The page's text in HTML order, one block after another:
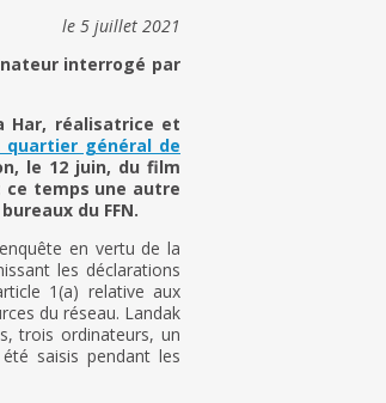
le 5 juillet 2021
interrogé par
Har, réalisatrice et
général de
le 12 juin, du film
ce temps une autre
du FFN.
en vertu de la
les déclarations
1(a) relative aux
du réseau. Landak
trois ordinateurs, un
saisis pendant les